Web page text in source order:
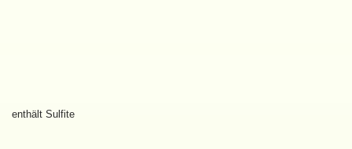
enthält Sulfite